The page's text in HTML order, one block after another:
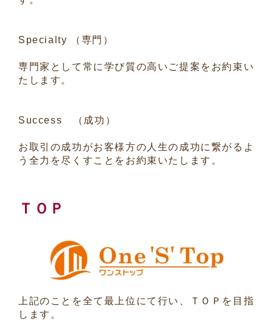
Specialty （専門）
専門家として常に学び質の高いご提案をお約束い
たします。
Success （成功）
お取引の成功がお客様方の人生の成功に繋がるよ
う全力を尽くすことをお約束いたします。
ＴＯＰ
上記のことを全て最上位にて行い、ＴＯＰを目指
します。